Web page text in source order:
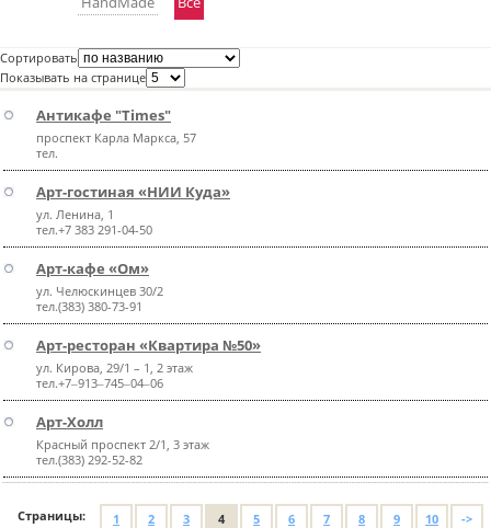
пїЅпїЅпїЅпїЅпїЅпїЅпїЅпїЅпїЅпїЅпїЅ
пїЅпїЅпїЅ
пїЅпїЅпїЅпїЅпїЅпїЅпїЅпїЅпїЅ
пїЅпїЅпїЅ пїЅпїЅпїЅпїЅпїЅ
пїЅпїЅпїЅ пїЅпїЅпїЅпїЅпїЅпїЅ
пїЅпїЅпїЅпїЅпїЅ
пїЅпїЅпїЅпїЅпїЅпїЅпїЅпїЅпїЅпїЅ
Сортировать
Показывать на странице
Антикафе "Times"
проспект Карла Маркса, 57
тел.
Арт-гостиная «НИИ Куда»
ул. Ленина, 1
тел.+7 383 291-04-50
Арт-кафе «Ом»
ул. Челюскинцев 30/2
тел.(383) 380-73-91
Арт-ресторан «Квартира №50»
ул. Кирова, 29/1 – 1, 2 этаж
тел.+7‒913‒745‒04‒06
Арт-Холл
Красный проспект 2/1, 3 этаж
тел.(383) 292-52-82
Страницы: 1 2 3 4 5 6 7 8 9 10 ->